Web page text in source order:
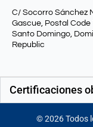
C/ Socorro Sánchez
Gascue, Postal Code
Santo Domingo,
Republic
Certificaciones
©2026Todos